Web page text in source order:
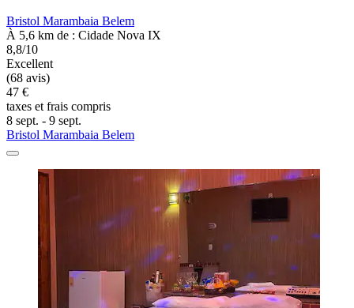
Bristol Marambaia Belem
À 5,6 km de : Cidade Nova IX
8,8/10
Excellent
(68 avis)
47 €
taxes et frais compris
8 sept. - 9 sept.
Bristol Marambaia Belem